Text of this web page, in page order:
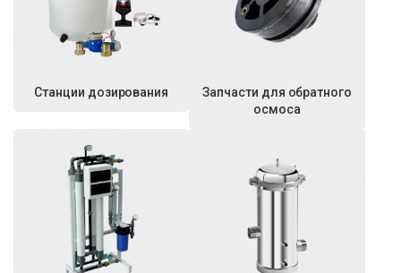
Станции дозирования
Запчасти для обратного
осмоса